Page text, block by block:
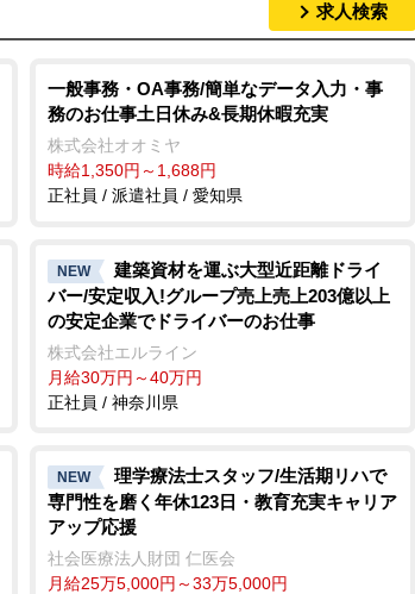
求人検索
一般事務・OA事務/簡単なデータ入力・事
務のお仕事土日休み&長期休暇充実
株式会社オオミヤ
時給1,350円～1,688円
正社員 / 派遣社員 / 愛知県
NEW
建築資材を運ぶ大型近距離ドライ
バー/安定収入!グループ売上売上203億以上
の安定企業でドライバーのお仕事
株式会社エルライン
月給30万円～40万円
正社員 / 神奈川県
NEW
理学療法士スタッフ/生活期リハで
専門性を磨く年休123日・教育充実キャリア
アップ応援
社会医療法人財団 仁医会
月給25万5,000円～33万5,000円